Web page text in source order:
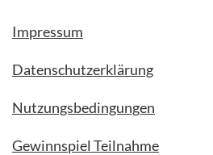
Impressum
Datenschutzerklärung
Nutzungsbedingungen
Gewinnspiel Teilnahme